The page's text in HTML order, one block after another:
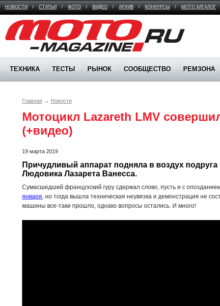
НОВОСТИ / СТАТЬИ / ФОТО / ВИДЕО / АРХИВ / КОНКУРСЫ / МОТО КАТАЛОГ
Moto Magazine
ТЕХНИКА ТЕСТЫ РЫНОК СООБЩЕСТВО РЕМЗОНА
Главная → Новости
Мотоцикл Lazareth LMV
(+видео)
19 марта 2019
Причудливый аппарат подняла в воздух подруга
Людовика Лазарета Ванесса.
Сумасшедший французский гуру сдержал слово, пусть и с
января, но тогда вышла техническая неувязка и демонстрация не
машины все-таки прошло, однако вопросы остались. И много!